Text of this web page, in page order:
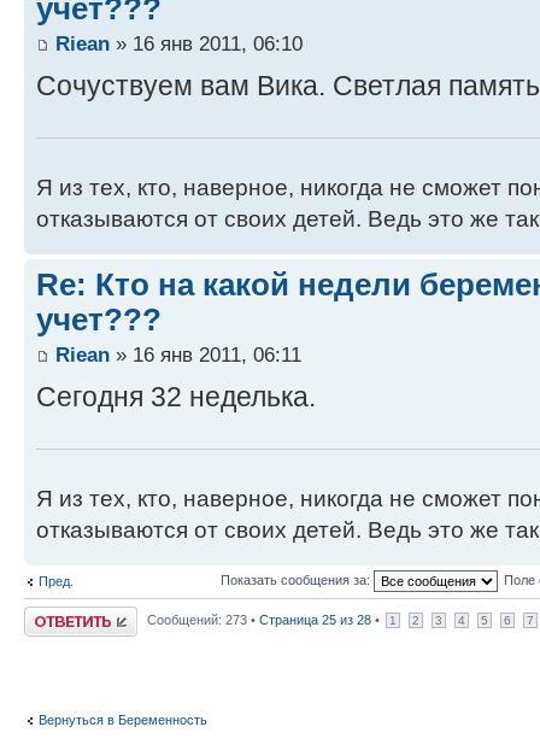
учет???
Riean » 16 янв 2011, 06:10
Сочуствуем вам Вика. Светлая
Я из тех, кто, наверное, никогда не сможет
отказываются от своих детей. Ведь это же
Re: Кто на какой недели
учет???
Riean » 16 янв 2011, 06:11
Сегодня 32 неделька.
Я из тех, кто, наверное, никогда не сможет
отказываются от своих детей. Ведь это же
Пред. Показать сообщения за: Поле
Ответить Сообщений: 273 • Страница 25 из 28 • 1 2 3 4 5 6 7
Вернуться в Беременность